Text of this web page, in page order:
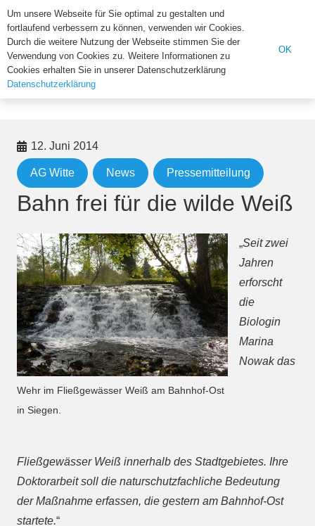
Institut für Biologie der
Suchen
nach:
12. Juni 2014
AG Witte News Pressemitteilung
Bahn frei für die wilde Weiß
Wehr im Fließgewässer Weiß am Bahnhof-Ost
in Siegen.
„Seit zwei
Jahren
erforscht
die
Biologin
Marina
Nowak das
Fließgewässer Weiß innerhalb des Stadtgebietes. Ihre
Doktorarbeit soll die naturschutzfachliche Bedeutung
der Maßnahme erfassen, die gestern am Bahnhof-Ost
startete.“
Um unsere Webseite für Sie optimal zu gestalten und
fortlaufend verbessern zu können, verwenden wir Cookies.
Durch die weitere Nutzung der Webseite stimmen Sie der
Verwendung von Cookies zu. Weitere Informationen zu
Cookies erhalten Sie in unserer Datenschutzerklärung
Datenschutzerklärung
OK